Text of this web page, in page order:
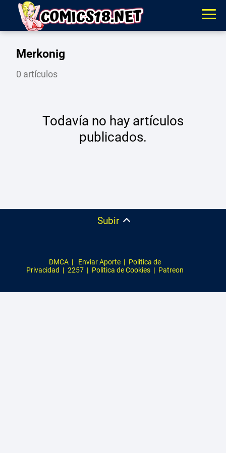
Merkonig
0 artículos
Todavía no hay artículos
publicados.
Subir
DMCA | Enviar Aporte | Politica de
Privacidad | 2257 | Politica de Cookies | Patreon